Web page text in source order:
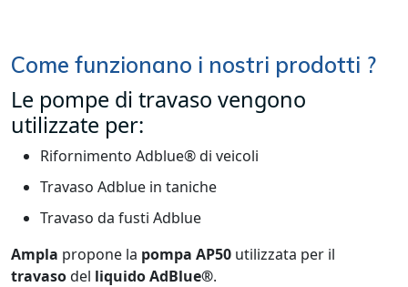
Come funzionano i nostri prodotti ?
Le pompe di travaso vengono
utilizzate per:
Rifornimento Adblue® di veicoli
Travaso Adblue in taniche
Travaso da fusti Adblue
Ampla propone la pompa AP50 utilizzata per il
travasodel liquidoAdBlue®.